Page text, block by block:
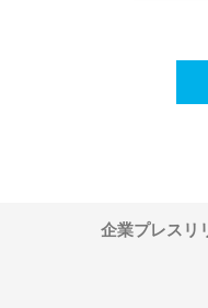
企業プレスリ